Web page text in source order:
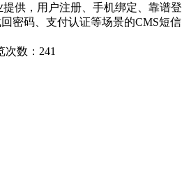
提供，用户注册、手机绑定、靠谱登
密码、支付认证等场景的CMS短信
次数：241